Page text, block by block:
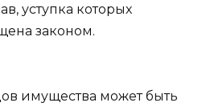
уступка которых
законом.
имущества может быть